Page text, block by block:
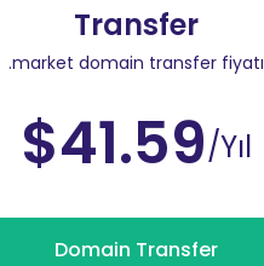
Transfer
.market domain transfer fiyatı
$41.59/Yıl
Domain Transfer